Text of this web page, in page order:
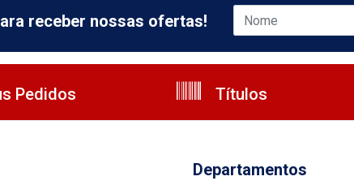
receber nossas ofertas!
Pedidos Títulos
Departamentos